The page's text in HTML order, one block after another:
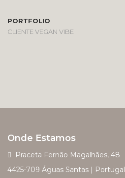
PORTFOLIO
CLIENTE VEGAN VIBE
Onde Estamos
Praceta Fernão Magalhães, 48
4425-709 Águas Santas | Portugal